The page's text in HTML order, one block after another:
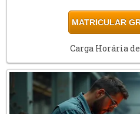
MATRICULAR
Carga Horária